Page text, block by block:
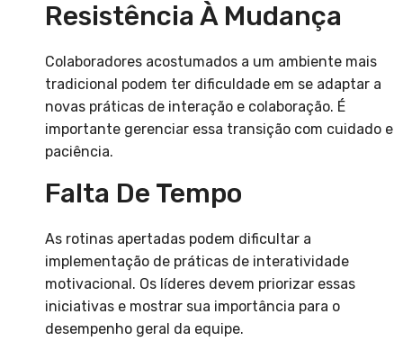
Resistência À Mudança
Colaboradores acostumados a um ambiente mais
tradicional podem ter dificuldade em se adaptar a
novas práticas de interação e colaboração. É
importante gerenciar essa transição com cuidado e
paciência.
Falta De Tempo
As rotinas apertadas podem dificultar a
implementação de práticas de interatividade
motivacional. Os líderes devem priorizar essas
iniciativas e mostrar sua importância para o
desempenho geral da equipe.